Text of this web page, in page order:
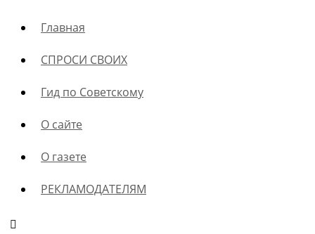
Главная
СПРОСИ СВОИХ
Гид по Советскому
О сайте
О газете
РЕКЛАМОДАТЕЛЯМ